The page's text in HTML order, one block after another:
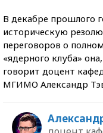
В декабре прошлого
историческую
переговоров о
«ядерного клуба»
говорит доцент
МГИМО Александр